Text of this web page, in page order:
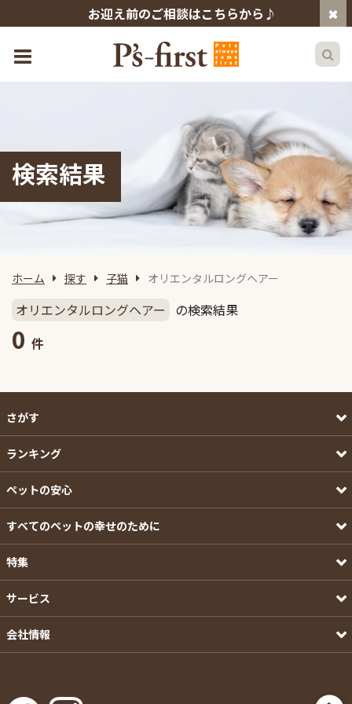
お迎え前のご相談はこちらから♪
検索結果
ホーム 探す 子猫 オリエンタルロングヘアー
オリエンタルロングヘアー の検索結果
0 件
さがす
ランキング
ペットの安心
すべてのペットの幸せのために
特集
サービス
会社情報